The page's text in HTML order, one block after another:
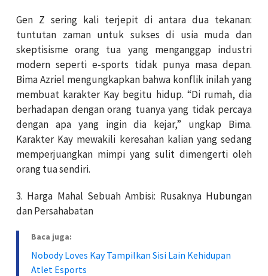
Gen Z sering kali terjepit di antara dua tekanan:
tuntutan zaman untuk sukses di usia muda dan
skeptisisme orang tua yang menganggap industri
modern seperti e-sports tidak punya masa depan.
Bima Azriel mengungkapkan bahwa konflik inilah yang
membuat karakter Kay begitu hidup. “Di rumah, dia
berhadapan dengan orang tuanya yang tidak percaya
dengan apa yang ingin dia kejar,” ungkap Bima.
Karakter Kay mewakili keresahan kalian yang sedang
memperjuangkan mimpi yang sulit dimengerti oleh
orang tua sendiri.
3. Harga Mahal Sebuah Ambisi: Rusaknya Hubungan
dan Persahabatan
Baca juga:
Nobody Loves Kay Tampilkan Sisi Lain Kehidupan
Atlet Esports